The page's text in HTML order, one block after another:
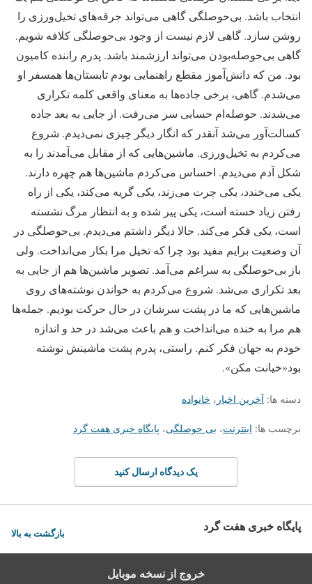
انتخاب باشد. بی‌حوصلگی گاهی می‌تواند جرقه‌های تخیل‌ورزی را
روشن سازد. گاهی لازم نیست از وجود بی‌حوصلگی کلافه شویم.
گاهی بی‌حوصله‌بودن می‌تواند ارزشمند باشد. پدرم راننده کامیون
بود. من که دانش‌آموز مقطع راهنمایی بودم تابستان‌ها همسفر او
می‌شدم. گاهی، برخی جاده‌ها به معنای واقعی کلمه تکراری
می‌شدند. حوصله‌ام حسابی سر می‌رفت. از جایی به بعد جاده
کسالت‌آور می‌شد آنقدر که انگار دیگر چیزی نمی‌دیدم. شروع
می‌کردم به تخیل‌ورزی. ماشین‌هایی که از مقابل می‌آمدند را به
شکل آدم می‌دیدم. احساس می‌کردم ماشین‌ها هم چهره دارند.
یکی می‌خندد، یکی چرت‌ می‌زند، یکی گریه می‌کند، یکی از راه
رفتن زیاد خسته است، یکی پیر شده و به انتظار مرگ نشسته
است، یکی فکر می‌کند. حالا دیگر داشتم می‌دیدم. بی‌حوصلگی در
آن وضعیت برایم مفید بود چرا که تخیل مرا بکار می‌انداخت. ولی
باز بی‌حوصلگی به سراغم می‌آمد. تصویر ماشین‌ها هم از جایی به
بعد تکراری می‌شد. شروع می‌کردم به خواندن نوشته‌های روی
ماشین‌هایی که ما در پشت سرشان در حال حرکت بودیم. جمله‌ها
هم مرا به خنده می‌انداخت و هم باعث می‌شد در حد و اندازه
خودم به جهان فکر کنم. راستی، پدرم پشت ماشینش نوشته
بود«خیانت مکن».
دسته ها: آخرین اخبار ، خانواده
برچسب ها: اینترنت، بی حوصلگی، پایگاه خبری هفت گرد
یک دیدگاه ارسال کنید
پایگاه خبری هفت گرد بازگشت به بالا
خروج از نسخه موبایل